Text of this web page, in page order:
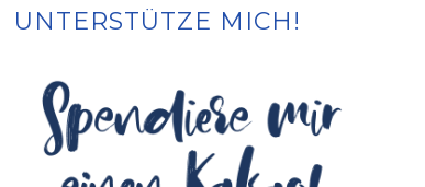
UNTERSTÜTZE MICH!